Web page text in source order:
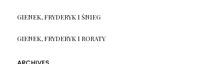
GIENEK, FRYDERYK I ŚNIEG
GIENEK, FRYDERYK I RORATY